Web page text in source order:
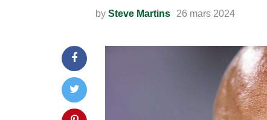
by Steve Martins 26 mars 2024